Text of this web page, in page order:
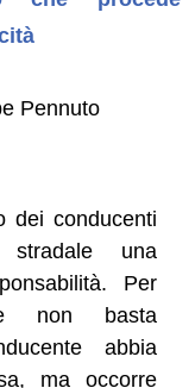
Pennuto
dei conducenti
una
Per
non basta
abbia
ma occorre